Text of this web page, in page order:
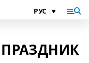
ПРАЗДНИК